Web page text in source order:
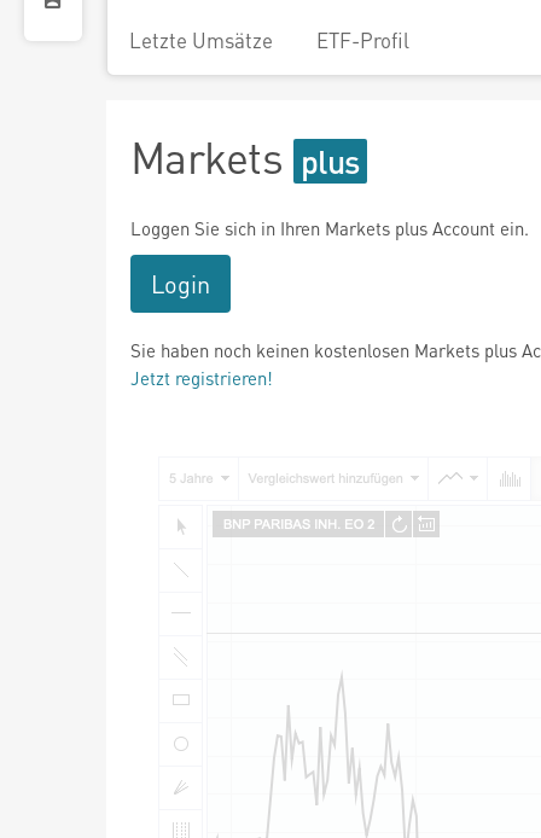
Letzte Umsätze ETF-Profil
Markets
Loggen Sie sich in Ihren Markets plus Account ein.
Login
Sie haben noch keinen kostenlosen Markets plus
Jetzt registrieren!